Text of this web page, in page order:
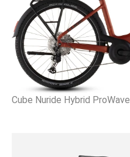
Cube Nuride Hybrid ProWave